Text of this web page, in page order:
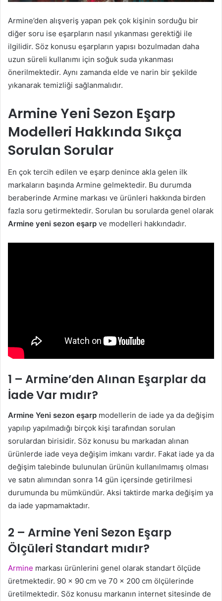
Armine’den alışveriş yapan pek çok kişinin sorduğu bir
diğer soru ise eşarpların nasıl yıkanması gerektiği ile
ilgilidir. Söz konusu eşarpların yapısı bozulmadan daha
uzun süreli kullanımı için soğuk suda yıkanması
önerilmektedir. Aynı zamanda elde ve narin bir şekilde
yıkanarak temizliği sağlanmalıdır.
Armine Yeni Sezon Eşarp
Modelleri Hakkında Sıkça
Sorulan Sorular
En çok tercih edilen ve eşarp denince akla gelen ilk
markaların başında Armine gelmektedir. Bu durumda
beraberinde Armine markası ve ürünleri hakkında birden
fazla soru getirmektedir. Sorulan bu sorularda genel olarak
Armine yeni sezon eşarp ve modelleri hakkındadır.
1 – Armine’den Alınan Eşarplar da
İade Var mıdır?
Armine Yeni sezon eşarp modellerin de iade ya da değişim
yapılıp yapılmadığı birçok kişi tarafından sorulan
sorulardan birisidir. Söz konusu bu markadan alınan
ürünlerde iade veya değişim imkanı vardır. Fakat iade ya da
değişim talebinde bulunulan ürünün kullanılmamış olması
ve satın alımından sonra 14 gün içersinde getirilmesi
durumunda bu mümkündür. Aksi taktirde marka değişim ya
da iade yapmamaktadır.
2 – Armine Yeni Sezon Eşarp
Ölçüleri Standart mıdır?
Armine markası ürünlerini genel olarak standart ölçüde
üretmektedir. 90 x 90 cm ve 70 x 200 cm ölçülerinde
üretilmektedir. Söz konusu markanın internet sitesinde de